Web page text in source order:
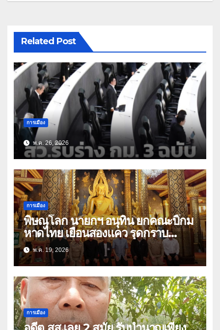
Related Post
การเมือง
พ.ค. 26, 2026
การเมือง
พิษณุโลก นายกฯ อนุทิน ยกคณะบิ๊กม
หาดไทย เยือนสองแคว รุดกราบ
พระพุทธชินราช ก่อนมีภารกิจร่วมฟัง
พระสวดอธิธรรม บิดา สส.พรรคภูมิใจ
ไทย เขต 3
พ.ค. 19, 2026
การเมือง